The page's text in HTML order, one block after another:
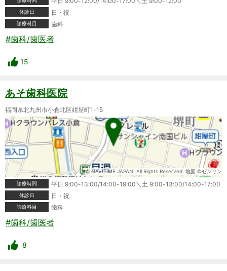
休診日 日・祝
診療科目 歯科
#歯科/歯医者
15
あそ歯科医院
福岡県北九州市小倉北区紺屋町1-15
© NAVITIME JAPAN. All Rights Reserved. 地図 ©ゼンリン
診療時間
平日 9:00-13:00/14:00-19:00＼土 9:00-13:00/14:00-17:00
休診日 日・祝
診療科目 歯科
#歯科/歯医者
8